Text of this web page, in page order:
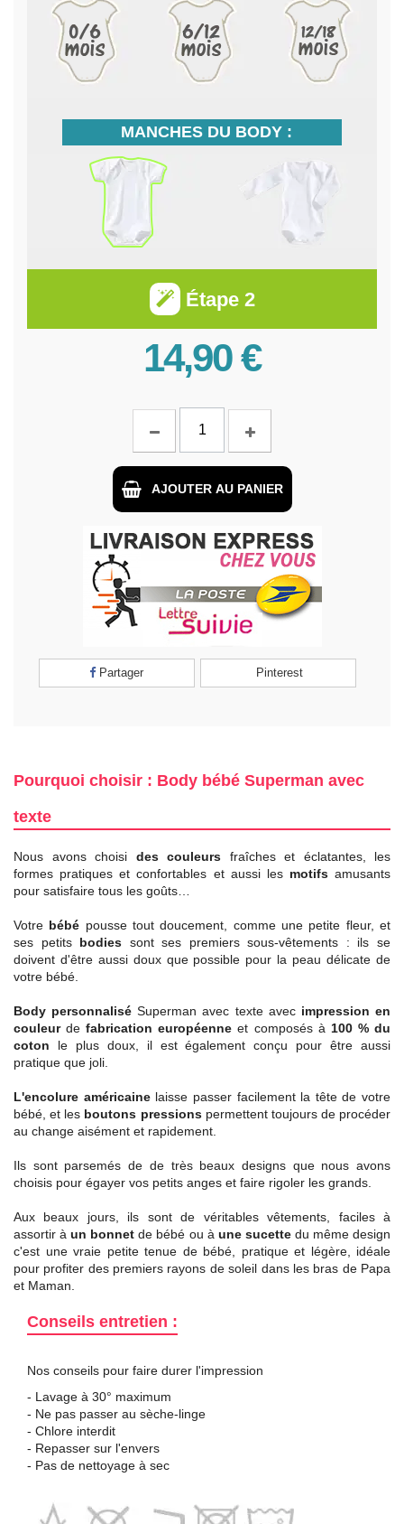
MANCHES DU BODY :
Étape 2
14,90 €
AJOUTER AU PANIER
Partager Pinterest
Pourquoi choisir : Body bébé Superman avec
texte
Nous avons choisi des couleurs fraîches et éclatantes, les
formes pratiques et confortables et aussi les motifsamusants
pour satisfaire tous les goûts…
Votre bébé pousse tout doucement, comme une petite fleur, et
ses petits bodies sont ses premiers sous-vêtements : ils se
doivent d'être aussi doux que possible pour la peau délicate de
votre bébé.
Body personnalisé Superman avec texte avec impression en
couleurdefabrication européenne et composés à 100 % du
coton le plus doux, il est également conçu pour être aussi
pratique que joli.
L'encolure américainelaisse passer facilement la tête de votre
bébé, et les boutons pressionspermettent toujours de procéder
au change aisément et rapidement.
Ils sont parsemés de de très beaux designs que nous avons
choisis pour égayer vos petits anges et faire rigoler les grands.
Aux beaux jours, ils sont de véritables vêtements, faciles à
assortir àun bonnet de bébé ou à une sucettedu même design
c'est une vraie petite tenue de bébé, pratique et légère, idéale
pour profiter des premiers rayons de soleil dans les bras de Papa
et Maman.
Conseils entretien :
Nos conseils pour faire durer l'impression
- Lavage à 30° maximum
- Ne pas passer au sèche-linge
- Chlore interdit
- Repasser sur l'envers
- Pas de nettoyage à sec